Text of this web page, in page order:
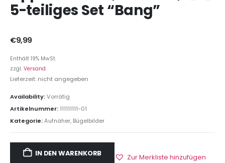
5-teiliges Set “Bang”
€9,99
Enthält 19% MwSt.
zzgl. Versand
Lieferzeit: nicht angegeben
Availability:Vorrätig
Artikelnummer: 111111111-01
Kategorie:Aufnäher, Bügelbilder
IN DEN WARENKORB Zur Merkliste hinzufügen